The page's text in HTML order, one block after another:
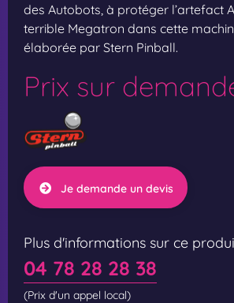
des Autobots, à protéger l’artefact
terrible Megatron dans cette
élaborée par Stern Pinball.
Prix sur
Je demande un devis
Plus d'informations sur ce
04 78 28 28 38
(Prix d'un appel local)